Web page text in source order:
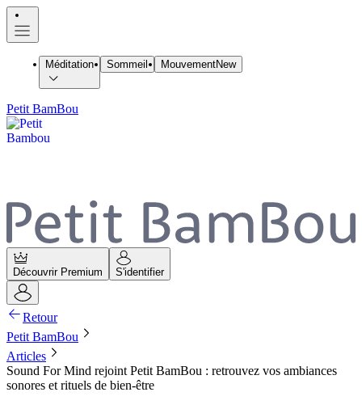
Méditation Sommeil MouvementNew
Petit BamBou
Découvrir Premium S'identifier
Retour
Petit BamBou
Articles
Sound For Mind rejoint Petit BamBou : retrouvez vos ambiances
sonores et rituels de bien-être